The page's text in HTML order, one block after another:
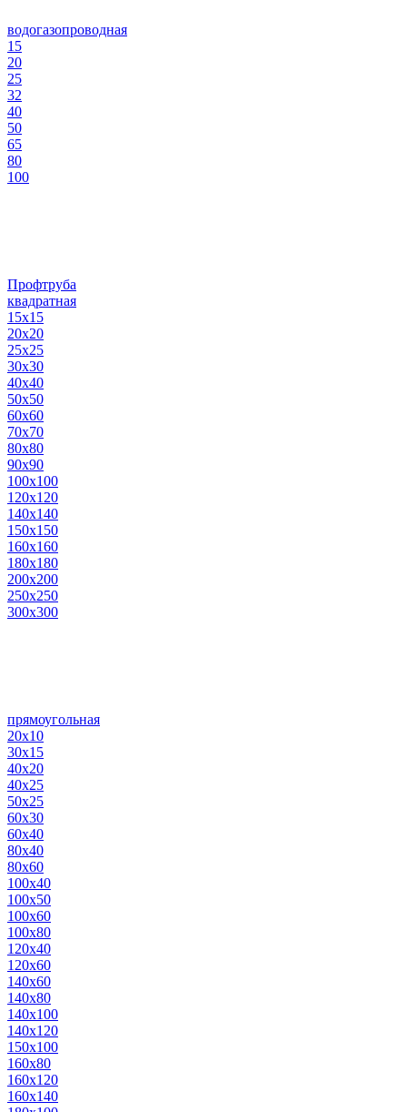
водогазопроводная
15
20
25
32
40
50
65
80
100
Профтруба
квадратная
15х15
20х20
25х25
30х30
40х40
50х50
60х60
70х70
80х80
90х90
100х100
120х120
140х140
150х150
160х160
180х180
200х200
250х250
300х300
прямоугольная
20х10
30х15
40х20
40х25
50х25
60х30
60х40
80х40
80х60
100х40
100х50
100х60
100х80
120х40
120х60
140х60
140х80
140х100
140х120
150х100
160х80
160х120
160х140